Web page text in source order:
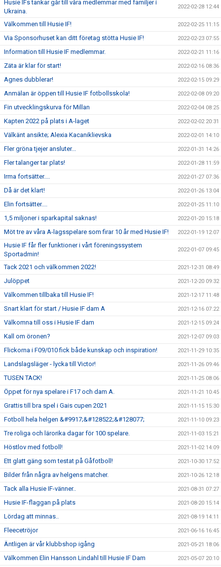
Husie IFs tankar går till våra medlemmar med familjer i
Ukraina.
2022-02-28 12:44
Välkommen till Husie IF! 2022-02-25 11:15
Via Sponsorhuset kan ditt företag stötta Husie IF! 2022-02-23 07:55
Information till Husie IF medlemmar. 2022-02-21 11:16
Zäta är klar för start! 2022-02-16 08:36
Agnes dubblerar! 2022-02-15 09:29
Anmälan är öppen till Husie IF fotbollsskola! 2022-02-08 09:20
Fin utvecklingskurva för Millan 2022-02-04 08:25
Kapten 2022 på plats i A-laget 2022-02-02 20:31
Välkänt ansikte; Alexia Kacaniklievska 2022-02-01 14:10
Fler gröna tjejer ansluter... 2022-01-31 14:26
Fler talanger tar plats! 2022-01-28 11:59
Irma fortsätter.... 2022-01-27 07:36
Då är det klart! 2022-01-26 13:04
Elin fortsätter.... 2022-01-25 11:10
1,5 miljoner i sparkapital saknas! 2022-01-20 15:18
Möt tre av våra A-lagsspelare som firar 10 år med Husie IF! 2022-01-19 12:07
Husie IF får fler funktioner i vårt föreningssystem
Sportadmin!
2022-01-07 09:45
Tack 2021 och välkommen 2022! 2021-12-31 08:49
Julöppet 2021-12-20 09:32
Välkommen tillbaka till Husie IF! 2021-12-17 11:48
Snart klart för start / Husie IF dam A 2021-12-16 07:22
Välkomna till oss i Husie IF dam 2021-12-15 09:24
Kall om öronen? 2021-12-07 09:03
Flickorna i F09/010 fick både kunskap och inspiration! 2021-11-29 10:35
Landslagsläger - lycka till Victor! 2021-11-26 09:46
TUSEN TACK! 2021-11-25 08:06
Öppet för nya spelare i F17 och dam A. 2021-11-21 10:45
Grattis till bra spel i Gais cupen 2021 2021-11-15 15:30
Fotboll hela helgen &#9917;&#128522;&#128077; 2021-11-10 09:23
Tre roliga och lärorika dagar för 100 spelare. 2021-11-03 15:21
Höstlov med fotboll! 2021-11-02 14:09
Ett glatt gäng som testat på Gåfotboll! 2021-10-30 17:52
Bilder från några av helgens matcher. 2021-10-26 12:18
Tack alla Husie IF-vänner.. 2021-08-31 07:27
Husie IF-flaggan på plats 2021-08-20 15:14
Lördag att minnas.. 2021-08-19 14:11
Fleecetröjor 2021-06-16 16:45
Äntligen är vår klubbshop igång 2021-05-21 18:06
Välkommen Elin Hansson Lindahl till Husie IF Dam 2021-05-07 20:10